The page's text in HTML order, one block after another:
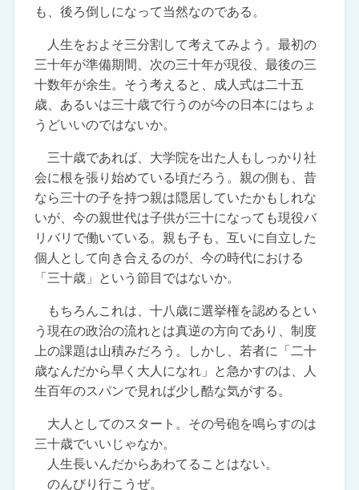
も、後ろ倒しになって当然なのである。
人生をおよそ三分割して考えてみよう。最初の
三十年が準備期間、次の三十年が現役、最後の三
十数年が余生。そう考えると、成人式は二十五
歳、あるいは三十歳で行うのが今の日本にはちょ
うどいいのではないか。
三十歳であれば、大学院を出た人もしっかり社
会に根を張り始めている頃だろう。親の側も、昔
なら三十の子を持つ親は隠居していたかもしれな
いが、今の親世代は子供が三十になっても現役バ
リバリで働いている。親も子も、互いに自立した
個人として向き合えるのが、今の時代における
「三十歳」という節目ではないか。
もちろんこれは、十八歳に選挙権を認めるとい
う現在の政治の流れとは真逆の方向であり、制度
上の課題は山積みだろう。しかし、若者に「二十
歳なんだから早く大人になれ」と急かすのは、人
生百年のスパンで見れば少し酷な気がする。
大人としてのスタート。その号砲を鳴らすのは
三十歳でいいじゃなか。
人生長いんだからあわてることはない。
のんびり行こうぜ。